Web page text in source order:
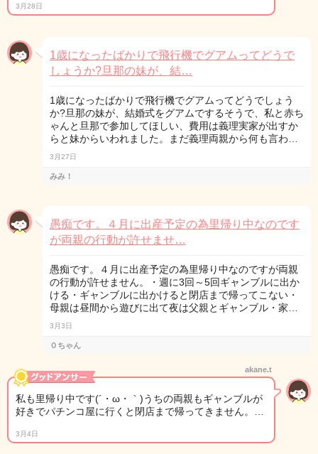
3月28日
1歳になったばかりで飛行機でグアムってどうで
しょうか?旦那の妹が、結…
1歳になったばかりで飛行機でグアムってどうでしょう
か?旦那の妹が、結婚式をグアムでするそうで、私と赤ち
ゃんと旦那で参加してほしい、費用は義理実家が出すか
らと妹からいわれました。まだ義理両親から何も言わ…
3月27日
みみ！
愚痴です。４月に出産予定の為里帰り中なのです
が両親の行動が許せませ…
愚痴です。４月に出産予定の為里帰り中なのですが両親
の行動が許せません。・週に3回～5回ギャンブルに出か
ける・ギャンブルに出かけると閉店まで帰ってこない・
母親は昼間から遊びに出て夜は父親とギャンブル・家…
3月3日
０ちゃん
akane.t
私も里帰り中です(´・ω・｀)うちの両親もギャンブルが
好きでパチンコ屋に行くと閉店まで帰ってきません。…
3月4日